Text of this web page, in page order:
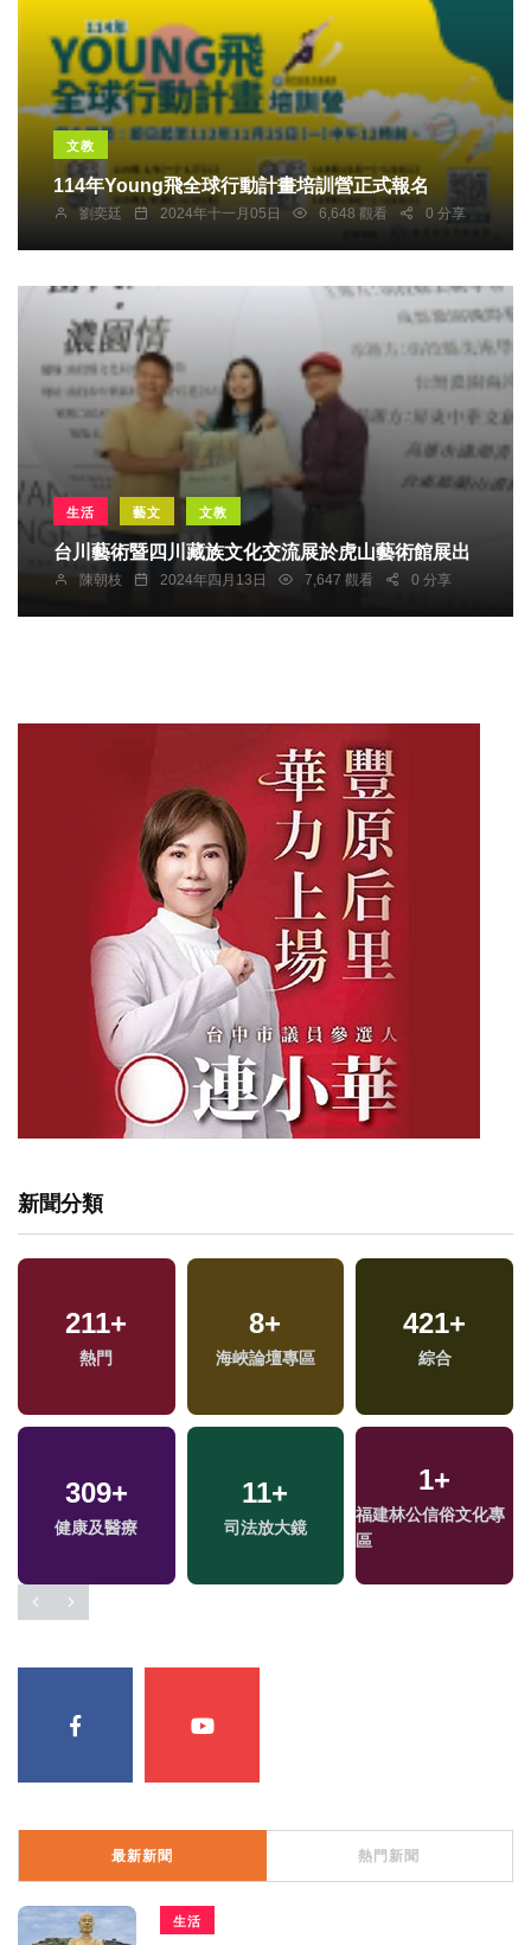
文教
114年Young飛全球行動計畫培訓營正式報名
劉奕廷 2024年十一月05日 6,648 觀看 0 分享
生活 藝文 文教
台川藝術暨四川藏族文化交流展於虎山藝術館展出
陳朝枝 2024年四月13日 7,647 觀看 0 分享
新聞分類
211+
熱門
8+
海峽論壇專區
421+
綜合
309+
健康及醫療
11+
司法放大鏡
1+
福建林公信俗文化專
區
最新新聞 熱門新聞
生活